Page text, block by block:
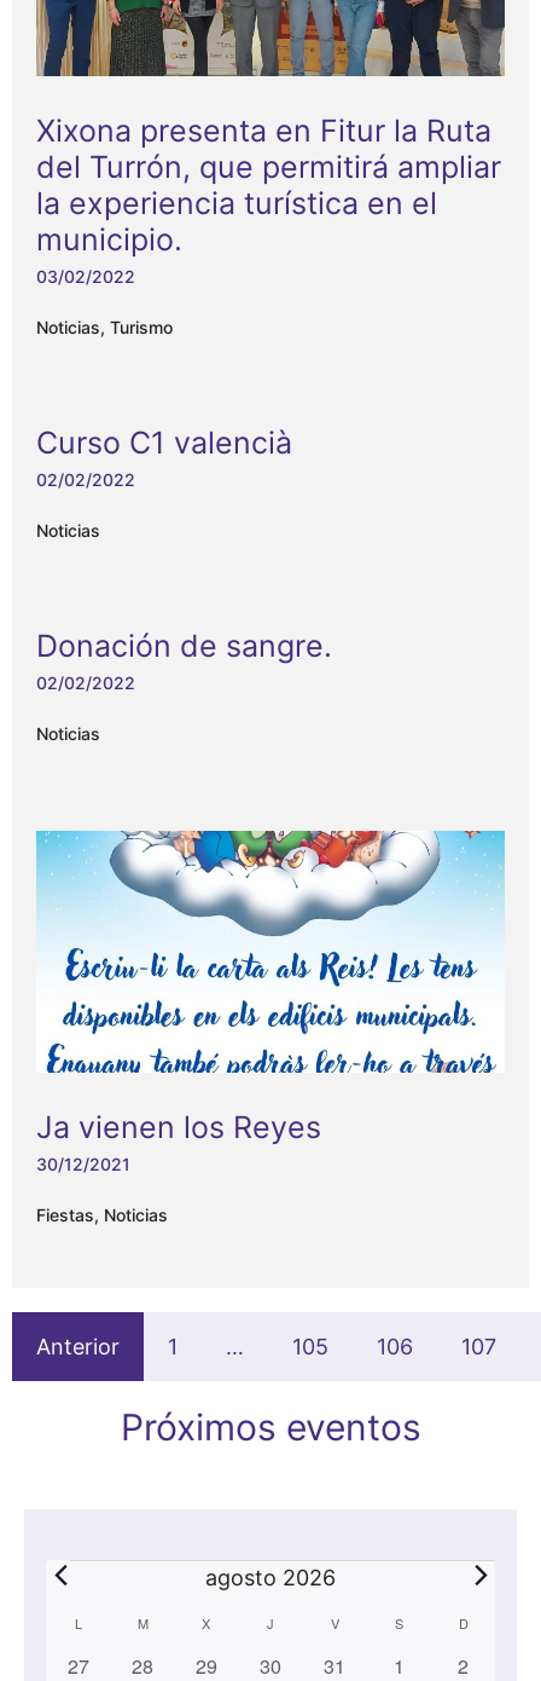
Xixona presenta en Fitur la Ruta
del Turrón, que permitirá ampliar
la experiencia turística en el
municipio.
03/02/2022
Noticias, Turismo
Curso C1 valencià
02/02/2022
Noticias
Donación de sangre.
02/02/2022
Noticias
Ja vienen los Reyes
30/12/2021
Fiestas, Noticias
Anterior 1 … 105 106 107
Próximos eventos
Eventos agosto 2026
L MMARTESX MIÉRCOLES
J VVIERNESSSÁBADO DDOMINGO
0
27
0
28
0
29
0
30
1
31
1
1
0
2